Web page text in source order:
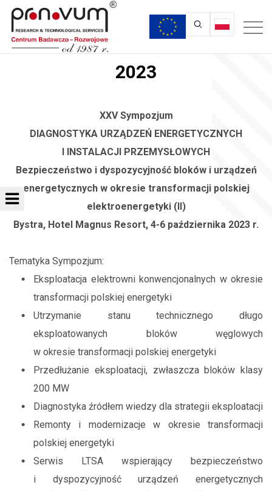
2023
XXV Sympozjum
DIAGNOSTYKA URZĄDZEŃ ENERGETYCZNYCH
I INSTALACJI PRZEMYSŁOWYCH
Bezpieczeństwo i dyspozycyjność bloków i urządzeń
energetycznych w okresie transformacji polskiej
elektroenergetyki (II)
Bystra, Hotel Magnus Resort, 4-6 października 2023 r.
Tematyka Sympozjum:
Eksploatacja elektrowni konwencjonalnych w okresie
transformacji polskiej energetyki
Utrzymanie stanu technicznego długo
eksploatowanych bloków węglowych
w okresie transformacji polskiej energetyki
Przedłużanie eksploatacji, zwłaszcza bloków klasy
200 MW
Diagnostyka źródłem wiedzy dla strategii eksploatacji
Remonty i modernizacje w okresie transformacji
polskiej energetyki
Serwis LTSA wspierający bezpieczeństwo
i dyspozycyjność urządzeń energetycznych